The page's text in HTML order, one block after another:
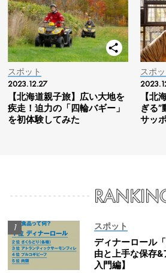
スポット
2023.12.27
【北海道親子旅】広い大地を
疾走！迫力の「四輪バギー」
を初体験してみた
スポッ
【北
ぎる”
サッ
スポット
ディナーロール
由と上手な保存
入門編】